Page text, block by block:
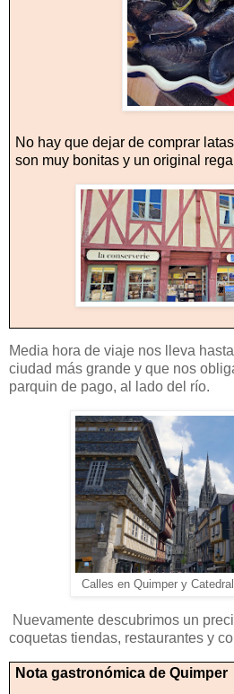
No hay que dejar de comprar
son muy bonitas y un original
Media hora de viaje nos lleva
ciudad más grande y que nos
parquin de pago, al lado del río.
Calles en Quimper y
Nuevamente descubrimos un
coquetas tiendas, restaurantes y
Nota gastronómica de Quimper